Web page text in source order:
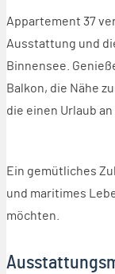
Appartement 37
Ausstattung und
Binnensee.
Balkon, die Nähe
die einen Urlaub
Ein gemütliches
und maritimes
möchten.